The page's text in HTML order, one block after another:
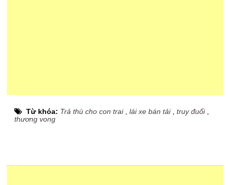
Từ khóa: Trả thù cho con trai,lái xe bán tải,truy đuổi,
thương vong